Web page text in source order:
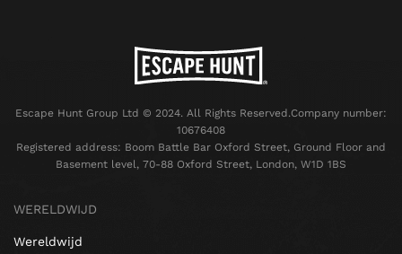
Escape Hunt Group Ltd © 2024. All Rights Reserved.Company number:
10676408
Registered address: Boom Battle Bar Oxford Street, Ground Floor and
Basement level, 70-88 Oxford Street, London, W1D 1BS
WERELDWIJD
Wereldwijd